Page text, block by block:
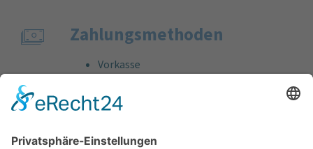
Zahlungs­methoden
Vorkasse
Bankeinzug
Kreditkarte (VISA & MasterCard)